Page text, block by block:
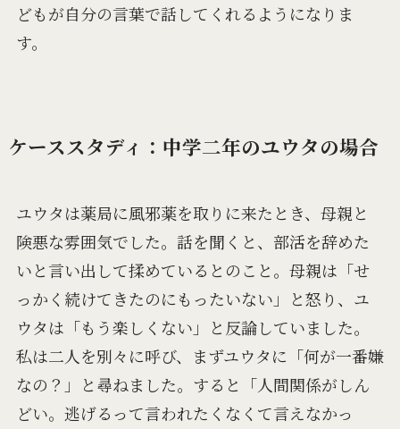
どもが自分の言葉で話してくれるようになりま
す。
ケーススタディ：中学二年のユウタの場合
ユウタは薬局に風邪薬を取りに来たとき、母親と
険悪な雰囲気でした。話を聞くと、部活を辞めた
いと言い出して揉めているとのこと。母親は「せ
っかく続けてきたのにもったいない」と怒り、ユ
ウタは「もう楽しくない」と反論していました。
私は二人を別々に呼び、まずユウタに「何が一番嫌
なの？」と尋ねました。すると「人間関係がしん
どい。逃げるって言われたくなくて言えなかっ